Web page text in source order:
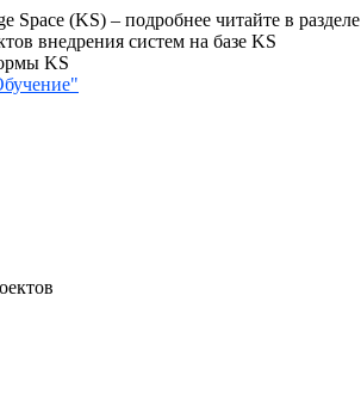
(KS) – подробнее читайте в разделе
внедрения систем на базе KS
KS